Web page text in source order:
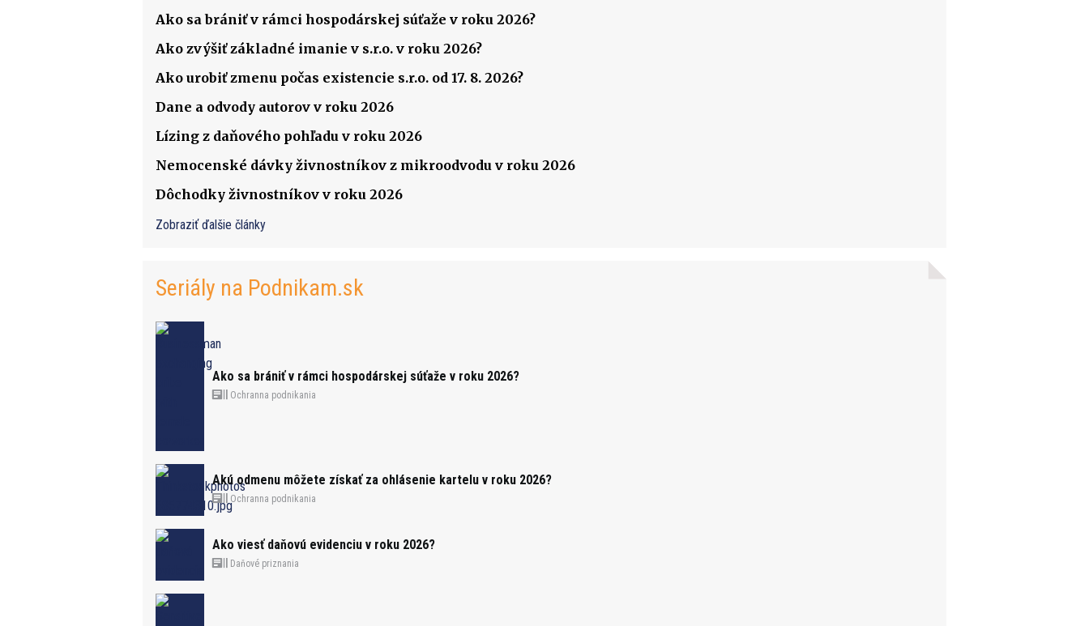
Ako sa brániť v rámci hospodárskej súťaže v roku 2026?
Ako zvýšiť základné imanie v s.r.o. v roku 2026?
Ako urobiť zmenu počas existencie s.r.o. od 17. 8. 2026?
Dane a odvody autorov v roku 2026
Lízing z daňového pohľadu v roku 2026
Nemocenské dávky živnostníkov z mikroodvodu v roku 2026
Dôchodky živnostníkov v roku 2026
Zobraziť ďalšie články
Seriály na Podnikam.sk
Ako sa brániť v rámci hospodárskej súťaže v roku 2026?
Ochranna podnikania
Akú odmenu môžete získať za ohlásenie kartelu v roku 2026?
Ochranna podnikania
Ako viesť daňovú evidenciu v roku 2026?
Daňové priznania